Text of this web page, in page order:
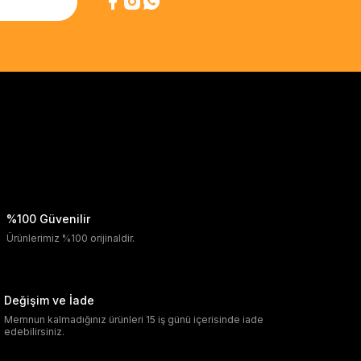
%100 Güvenilir
Ürünlerimiz %100 orijinaldir.
Değişim ve İade
Memnun kalmadığınız ürünleri 15 iş günü içerisinde iade
edebilirsiniz.